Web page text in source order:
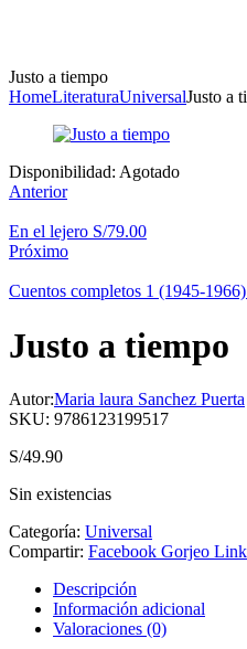
Justo a tiempo
HomeLiteraturaUniversalJusto a
Disponibilidad: Agotado
Anterior
En el lejero S/79.00
Próximo
Cuentos completos 1 (1945-1966)
Justo a tiempo
Autor:Maria laura Sanchez Puerta
SKU: 9786123199517
S/49.90
Sin existencias
Categoría: Universal
Compartir: Facebook Gorjeo
Descripción
Información adicional
Valoraciones (0)